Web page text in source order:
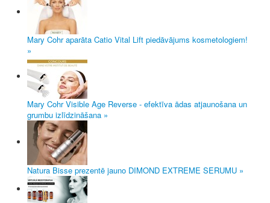
Mary Cohr aparāta Catio Vital Lift piedāvājums kosmetologiem!
»
Mary Cohr Visible Age Reverse - efektīva ādas atjaunošana un
grumbu izlīdzināšana »
Natura Bisse prezentē jauno DIMOND EXTREME SERUMU »